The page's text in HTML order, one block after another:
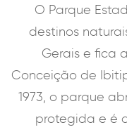
O Parque
destinos
Gerais e fica
Conceição de
1973, o parque
protegida e é